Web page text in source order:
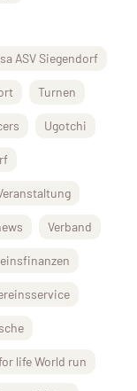
ASV Siegendorf
Turnen
Ugotchi
Verband
life World run